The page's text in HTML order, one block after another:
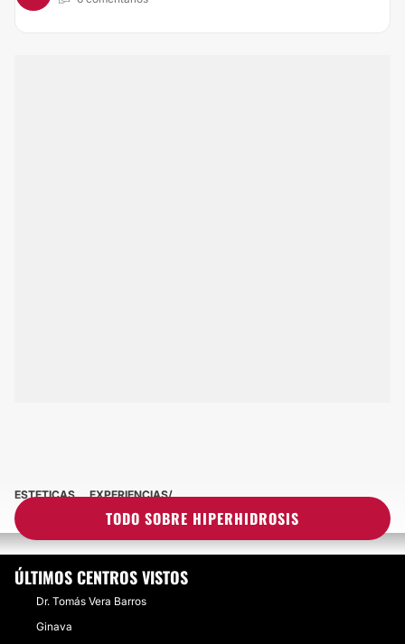
TODO SOBRE HIPERHIDROSIS
ESTETICAS
EXPERIENCIAS
EXPERIENCIAS SOBRE HIPERHIDROSIS
ÚLTIMOS CENTROS VISTOS
Dr. Tomás Vera Barros
Ginava